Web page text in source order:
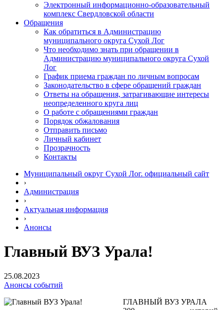
Электронный информационно-образовательный
комплекс Свердловской области
Обращения
Как обратиться в Администрацию
муниципального округа Сухой Лог
Что необходимо знать при обращении в
Администрацию муниципального округа Сухой
Лог
График приема граждан по личным вопросам
Законодательство в сфере обращений граждан
Ответы на обращения, затрагивающие интересы
неопределенного круга лиц
О работе с обращениями граждан
Порядок обжалования
Отправить письмо
Личный кабинет
Прозрачность
Контакты
Муниципальный округ Сухой Лог. официальный сайт
›
Администрация
›
Актуальная информация
›
Анонсы
Главный ВУЗ Урала!
25.08.2023
Анонсы событий
ГЛАВНЫЙ ВУЗ УРАЛА